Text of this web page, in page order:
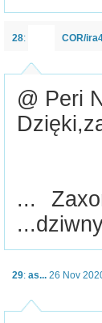
28: COR/
@ Peri
...
29: as... 26 Nov